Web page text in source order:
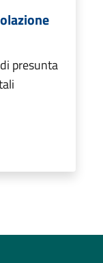
presunta